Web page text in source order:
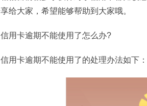
给大家，希望能够帮助到大家哦。
信用卡逾期不能使用了怎么办?
信用卡逾期不能使用了的处理办法如下：